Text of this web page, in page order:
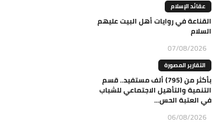
عقائد الإسلام
القناعة في روايات أهل البيت عليهم
السلام
07/08/2026
التقارير المصورة
بأكثر من (795) ألف مستفيد.. قسم
التنمية والتأهيل الاجتماعي للشباب
في العتبة الحس...
06/08/2026